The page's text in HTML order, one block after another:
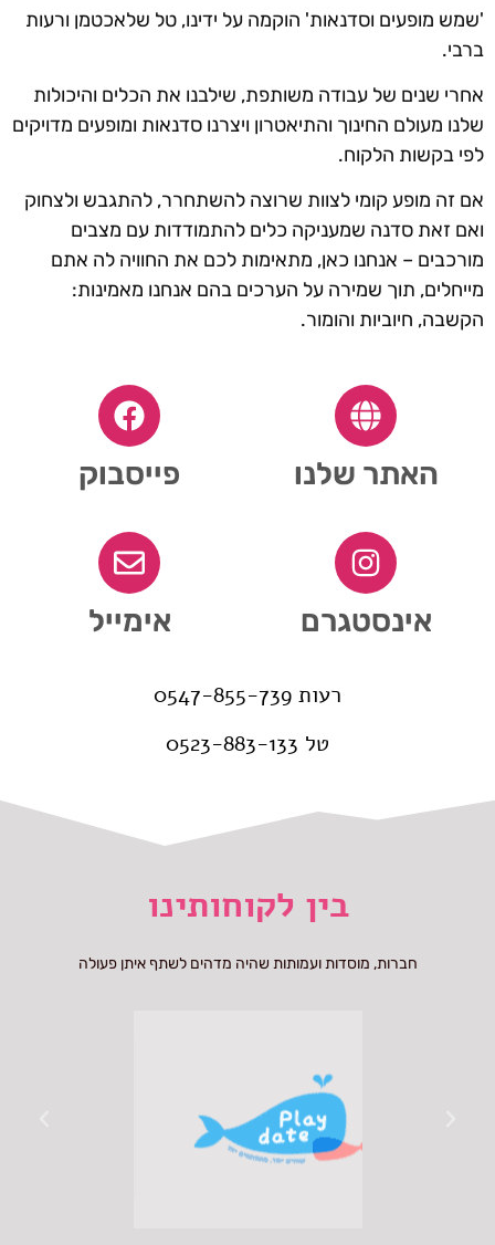
'שמש מופעים וסדנאות' הוקמה על ידינו, טל שלאכטמן ורעות
ברבי.
אחרי שנים של עבודה משותפת, שילבנו את הכלים והיכולות
שלנו מעולם החינוך והתיאטרון ויצרנו סדנאות ומופעים מדויקים
לפי בקשות הלקוח.
אם זה מופע קומי לצוות שרוצה להשתחרר, להתגבש ולצחוק
ואם זאת סדנה שמעניקה כלים להתמודדות עם מצבים
מורכבים – אנחנו כאן, מתאימות לכם את החוויה לה אתם
מייחלים, תוך שמירה על הערכים בהם אנחנו מאמינות:
הקשבה, חיוביות והומור.
האתר שלנו פייסבוק
אינסטגרם אימייל
רעות 0547-855-739
טל 0523-883-133
בין לקוחותינו
חברות, מוסדות ועמותות שהיה מדהים לשתף איתן פעולה